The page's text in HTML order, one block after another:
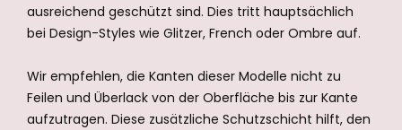
ausreichend geschützt sind. Dies tritt hauptsächlich
bei Design-Styles wie Glitzer, French oder Ombre auf.
Wir empfehlen, die Kanten dieser Modelle nicht zu
Feilen und Überlack von der Oberfläche bis zur Kante
aufzutragen. Diese zusätzliche Schutzschicht hilft, den